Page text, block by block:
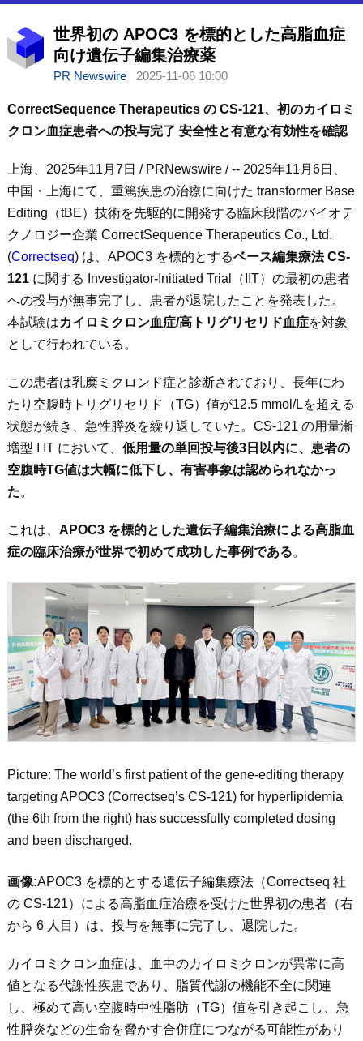
世界初の APOC3 を標的とした高脂血症
向け遺伝子編集治療薬
PR Newswire 2025-11-06 10:00
CorrectSequence Therapeutics の CS-121、初のカイロミ
クロン血症患者への投与完了 安全性と有意な有効性を確認
上海、2025年11月7日 / PRNewswire / -- 2025年11月6日、
中国・上海にて、重篤疾患の治療に向けた transformer Base
Editing（tBE）技術を先駆的に開発する臨床段階のバイオテ
クノロジー企業 CorrectSequence Therapeutics Co., Ltd.
(Correctseq) は、 APOC3 を標的とするベース編集療法CS-
121に関する Investigator-Initiated Trial（IIT）の最初の患者
への投与が無事完了し、患者が退院したことを発表した。
本試験はカイロミクロン血症/高トリグリセリド血症を対象
として行われている。
この患者は乳糜ミクロンド症と診断されており、長年にわ
たり空腹時トリグリセリド（TG）値が12.5 mmol/Lを超える
状態が続き、急性膵炎を繰り返していた。CS-121 の用量漸
増型 I IT において、 低用量の単回投与後3日以内に、患者の
空腹時TG値は大幅に低下し、有害事象は認められなかっ
た。
これは、 APOC3 を標的とした遺伝子編集治療による高脂血
症の臨床治療が世界で初めて成功した事例である。
Picture: The world’s first patient of the gene-editing therapy
targeting APOC3 (Correctseq’s CS-121) for hyperlipidemia
(the 6th from the right) has successfully completed dosing
and been discharged.
画像:APOC3 を標的とする遺伝子編集療法（Correctseq 社
の CS-121）による高脂血症治療を受けた世界初の患者（右
から 6 人目）は、投与を無事に完了し、退院した。
カイロミクロン血症は、血中のカイロミクロンが異常に高
値となる代謝性疾患であり、脂質代謝の機能不全に関連
し、極めて高い空腹時中性脂肪（TG）値を引き起こし、急
性膵炎などの生命を脅かす合併症につながる可能性があり